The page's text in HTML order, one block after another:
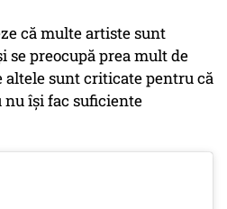
că multe artiste sunt
preocupă prea mult de
altele sunt criticate pentru că
nu își fac suficiente